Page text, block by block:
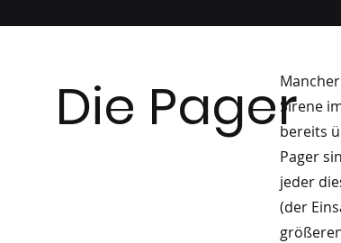
Die PagerSirene
bereits
Pager
jeder
(der